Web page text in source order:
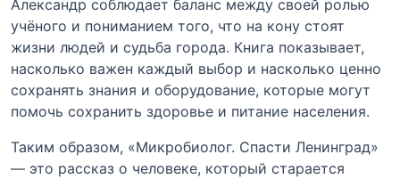
Александр соблюдает баланс между своей ролью
учёного и пониманием того, что на кону стоят
жизни людей и судьба города. Книга показывает,
насколько важен каждый выбор и насколько ценно
сохранять знания и оборудование, которые могут
помочь сохранить здоровье и питание населения.
Таким образом, «Микробиолог. Спасти Ленинград»
— это рассказ о человеке, который старается